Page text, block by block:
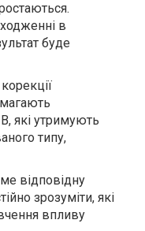
в
буде
які утримують
типу,
відповідну
зрозуміти, які
впливу